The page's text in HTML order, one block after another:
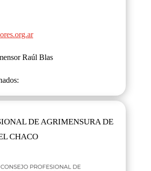
Raúl Blas
DE AGRIMENSURA DE
CHACO